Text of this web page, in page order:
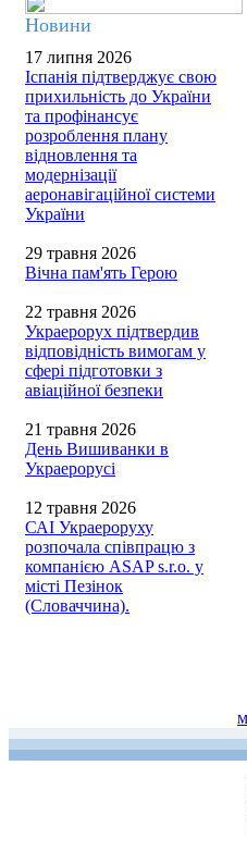
Новини
17 липня 2026
Іспанія підтверджує свою
прихильність до України
та профінансує
розроблення плану
відновлення та
модернізації
аеронавігаційної системи
України
29 травня 2026
Вічна пам'ять Герою
22 травня 2026
Украерорух підтвердив
відповідність вимогам у
сфері підготовки з
авіаційної безпеки
21 травня 2026
День Вишиванки в
Украерорусі
12 травня 2026
САІ Украероруху
розпочала співпрацю з
компанією ASAP s.r.o. у
місті Пезінок
(Словаччина).